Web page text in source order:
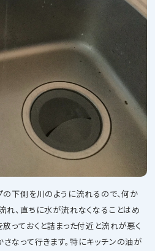
の下側を川のように流れるので、何か
れ、直ちに水が流れなくなることはめ
っておくと詰まった付近と流れが悪く
なって行きます。特にキッチンの油が